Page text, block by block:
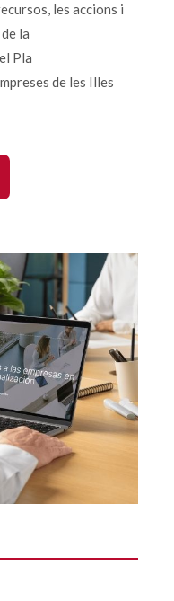
les accions i
la
Pla
de les Illes